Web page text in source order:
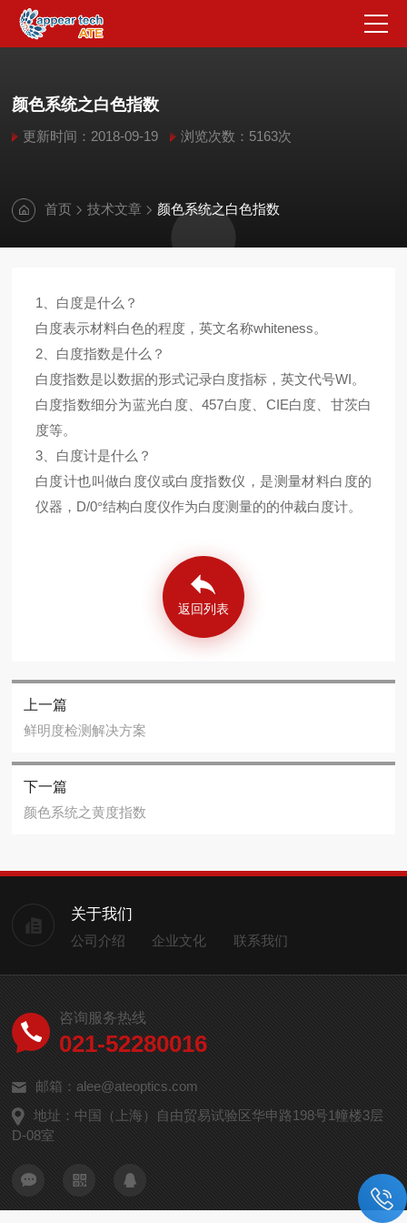
颜色系统之白色指数
更新时间：2018-09-19 浏览次数：5163次
首页 技术文章 颜色系统之白色指数
1、白度是什么？
白度表示材料白色的程度，英文名称whiteness。
2、白度指数是什么？
白度指数是以数据的形式记录白度指标，英文代号WI。
白度指数细分为蓝光白度、457白度、 CIE白度、甘茨白
度等。
3、白度计是什么？
白度计也叫做白度仪或白度指数仪，是测量材料白度的
仪器， D/0°结构白度仪作为白度测量的的仲裁白度计。
返回列表
上一篇
鲜明度检测解决方案
下一篇
颜色系统之黄度指数
关于我们
公司介绍 企业文化 联系我们
咨询服务热线
021-52280016
邮箱：alee@ateoptics.com
地址：中国（上海）自由贸易试验区华申路198号1幢楼3层
D-08室